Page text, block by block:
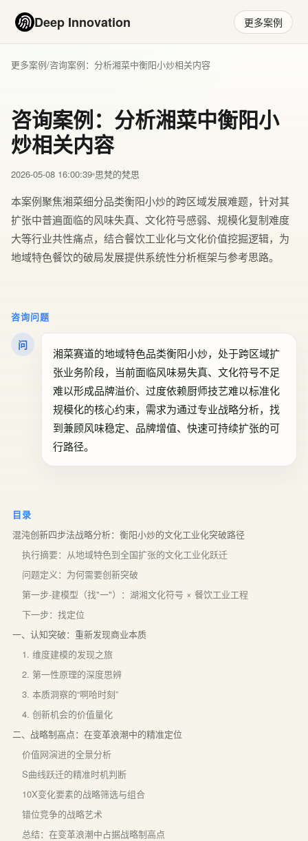
Deep Innovation 更多案例
更多案例/咨询案例：分析湘菜中衡阳小炒相关内容
咨询案例：分析湘菜中衡阳小
炒相关内容
2026-05-08 16:00:39 思梵的梵思
本案例聚焦湘菜细分品类衡阳小炒的跨区域发展难题，针对其
扩张中普遍面临的风味失真、文化符号感弱、规模化复制难度
大等行业共性痛点，结合餐饮工业化与文化价值挖掘逻辑，为
地域特色餐饮的破局发展提供系统性分析框架与参考思路。
咨询问题
问
湘菜赛道的地域特色品类衡阳小炒，处于跨区域扩
张业务阶段，当前面临风味易失真、文化符号不足
难以形成品牌溢价、过度依赖厨师技艺难以标准化
规模化的核心约束，需求为通过专业战略分析，找
到兼顾风味稳定、品牌增值、快速可持续扩张的可
行路径。
目录
混沌创新四步法战略分析：衡阳小炒的文化工业化突破路径
执行摘要：从地域特色到全国扩张的文化工业化跃迁
问题定义：为何需要创新突破
第一步-建模型（找"一"）：湖湘文化符号 × 餐饮工业工程
下一步：找定位
一、认知突破：重新发现商业本质
1. 维度建模的发现之旅
2. 第一性原理的深度思辨
3. 本质洞察的“啊哈时刻”
4. 创新机会的价值量化
二、战略制高点：在变革浪潮中的精准定位
价值网演进的全景分析
S曲线跃迁的精准时机判断
10X变化要素的战略筛选与组合
错位竞争的战略艺术
总结：在变革浪潮中占据战略制高点